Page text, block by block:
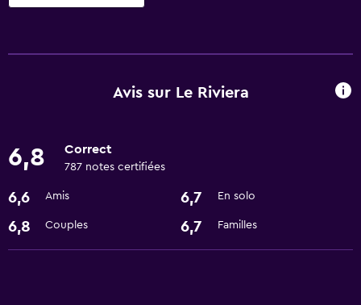
Chambres non-fumeur disponibles
Prestations de base
WiFi gratuit
Climatisé
Avis sur Le Riviera
6,8 Correct
787 notes certifiées
6,6 Amis 6,7 En solo
6,8 Couples 6,7 Familles